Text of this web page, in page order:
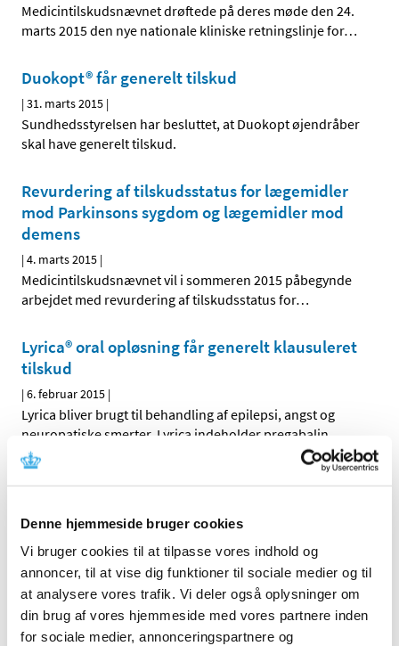
Denne hjemmeside bruger cookies
Vi bruger cookies til at tilpasse vores indhold og
annoncer, til at vise dig funktioner til sociale medier og til
at analysere vores trafik. Vi deler også oplysninger om
din brug af vores hjemmeside med vores partnere inden
for sociale medier, annonceringspartnere og
Medicintilskudsnævnet drøftede på deres møde den 24.
marts 2015 den nye nationale kliniske retningslinje for…
Duokopt® får generelt tilskud
|31. marts 2015 |
Sundhedsstyrelsen har besluttet, at Duokopt øjendråber
skal have generelt tilskud.
Revurdering af tilskudsstatus for lægemidler
mod Parkinsons sygdom og lægemidler mod
demens
|4. marts 2015 |
Medicintilskudsnævnet vil i sommeren 2015 påbegynde
arbejdet med revurdering af tilskudsstatus for…
Lyrica® oral opløsning får generelt klausuleret
tilskud
|6. februar 2015 |
Lyrica bliver brugt til behandling af epilepsi, angst og
neuropatiske smerter. Lyrica indeholder pregabalin.
Voltabak® får generelt tilskud
Voltabak øjendråber bliver brugt til behandling af gener
og smerter i øjet fx efter operation. Voltabak…
Daivobet gel m applikator® får generelt tilskud
|28. januar 2015|
Sundhedsstyrelsen giver generelt tilskud til Daivobet gel